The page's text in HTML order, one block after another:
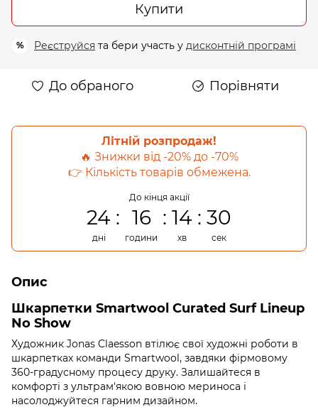
Купити
% Реєструйся та бери участь у дисконтній програмі
До обраного Порівняти
Літній розпродаж!
🔥 Знижки від -20% до -70%
👉 Кількість товарів обмежена.
До кінця акції
24
дні
16
години
14
хв
30
сек
Опис
Шкарпетки Smartwool Curated Surf Lineup
No Show
Художник Jonas Claesson втілює свої художні роботи в
шкарпетках команди Smartwool, завдяки фірмовому
360-градусному процесу друку. Залишайтеся в
комфорті з ультрам'якою вовною мериноса і
насолоджуйтеся гарним дизайном.